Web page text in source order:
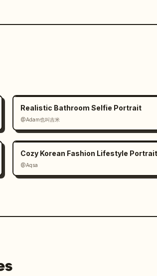
Realistic Bathroom Selfie Portrait
@Adam也叫吉米
Cozy Korean Fashion Lifestyle Portrait
@Aqsa